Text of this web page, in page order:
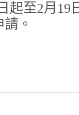
起至2月19
。